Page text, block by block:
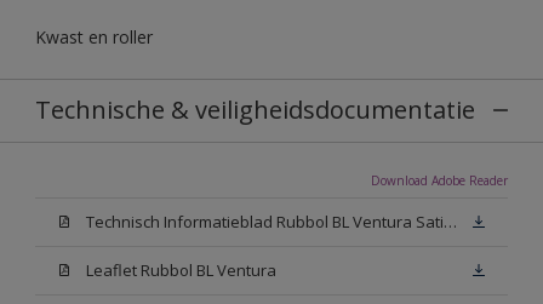
Kwast en roller
Technische & veiligheidsdocumentatie
Download Adobe Reader
Technisch Informatieblad Rubbol BL Ventura Satin (PDF)
Leaflet Rubbol BL Ventura